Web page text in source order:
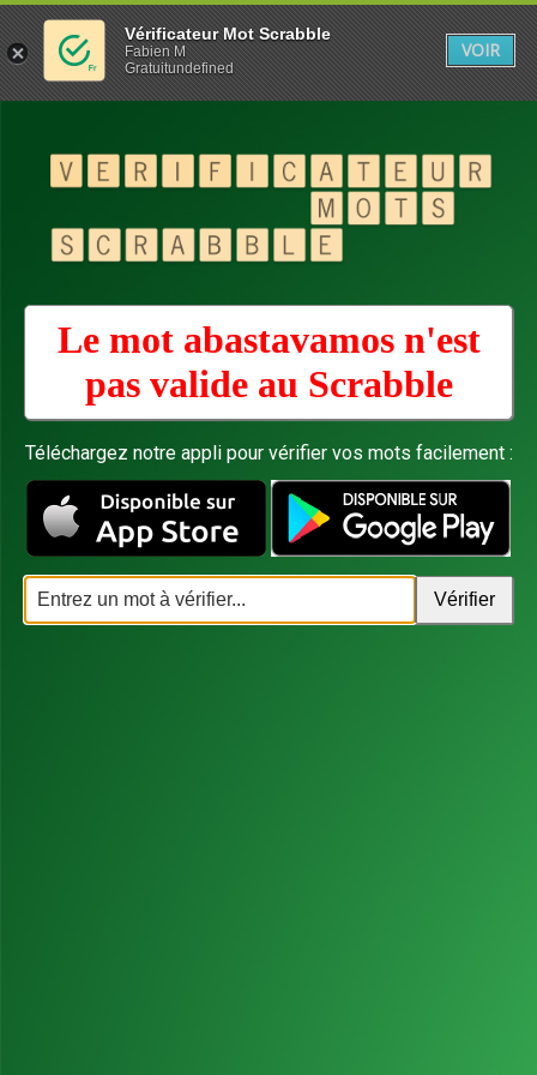
Le mot abastavamos n'est
pas valide au Scrabble
Téléchargez notre appli pour vérifier vos mots facilement :
Vérificateur Mot Scrabble
Fabien M
Gratuitundefined
VOIR